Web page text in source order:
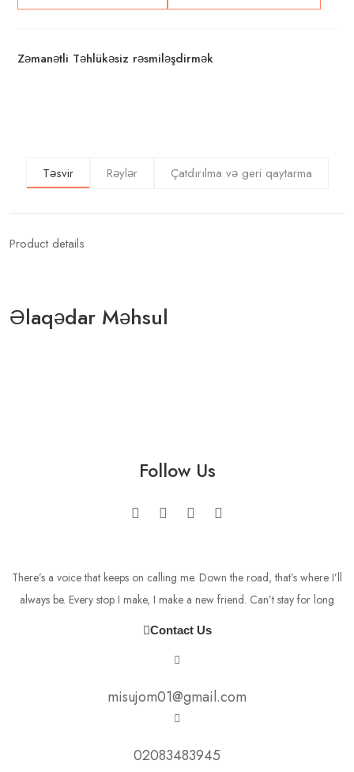
Zəmanətli Təhlükəsiz rəsmiləşdirmək
Təsvir Rəylər Çatdırılma və geri qaytarma
Product details
Əlaqədar Məhsul
Follow Us
There’s a voice that keeps on calling me. Down the road, that’s where I’ll
always be. Every stop I make, I make a new friend. Can’t stay for long
Contact Us
misujom01@gmail.com
02083483945